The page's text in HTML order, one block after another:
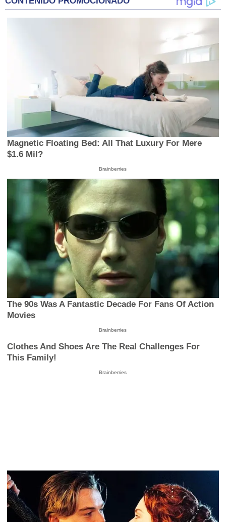
minutes,
18
seconds
Magnetic Floating Bed: All That Luxury For Mere
$1.6 Mil?
Brainberries
The 90s Was A Fantastic Decade For Fans Of Action
Movies
Brainberries
Clothes And Shoes Are The Real Challenges For
This Family!
Brainberries